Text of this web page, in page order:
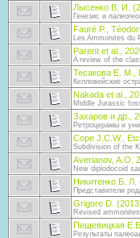
Лысенко В. И.
Генезис и
Fauré P.,
Les Ammonites du
Parent et al.,
A review of the
Тесакова Е. М.,
Келловейские
Nakada et al.,
Middle Jurassic
Захаров и др.,
Ретроцерамы и
Cope J.C.W.,
Subdivision of the
Averianov, A.O.
New diplodocoid
Никитенко Б. Л.
Представители
Grigore D.
Revised
Пещевицкая
Результаты